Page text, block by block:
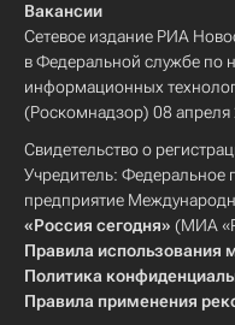
Вакансии
Сетевое издание РИА
в Федеральной службе по
информационных
(Роскомнадзор) 08 апреля
Свидетельство о
Учредитель: Федеральное
предприятие
«Россия сегодня» (МИА
Правила использования
Политика
Правила применения